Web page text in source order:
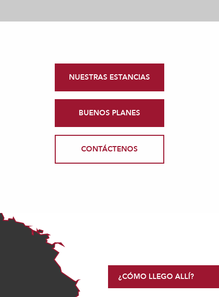
NUESTRAS ESTANCIAS
BUENOS PLANES
CONTÁCTENOS
¿CÓMO LLEGO ALLÍ?